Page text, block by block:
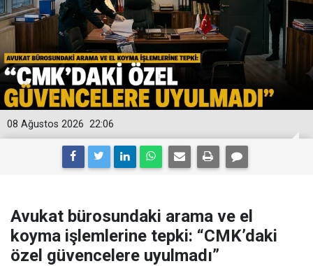
22:06
08 Ağustos 2026
Avukat bürosundaki arama ve el
koyma işlemlerine tepki: “CMK’daki
özel güvencelere uyulmadı”